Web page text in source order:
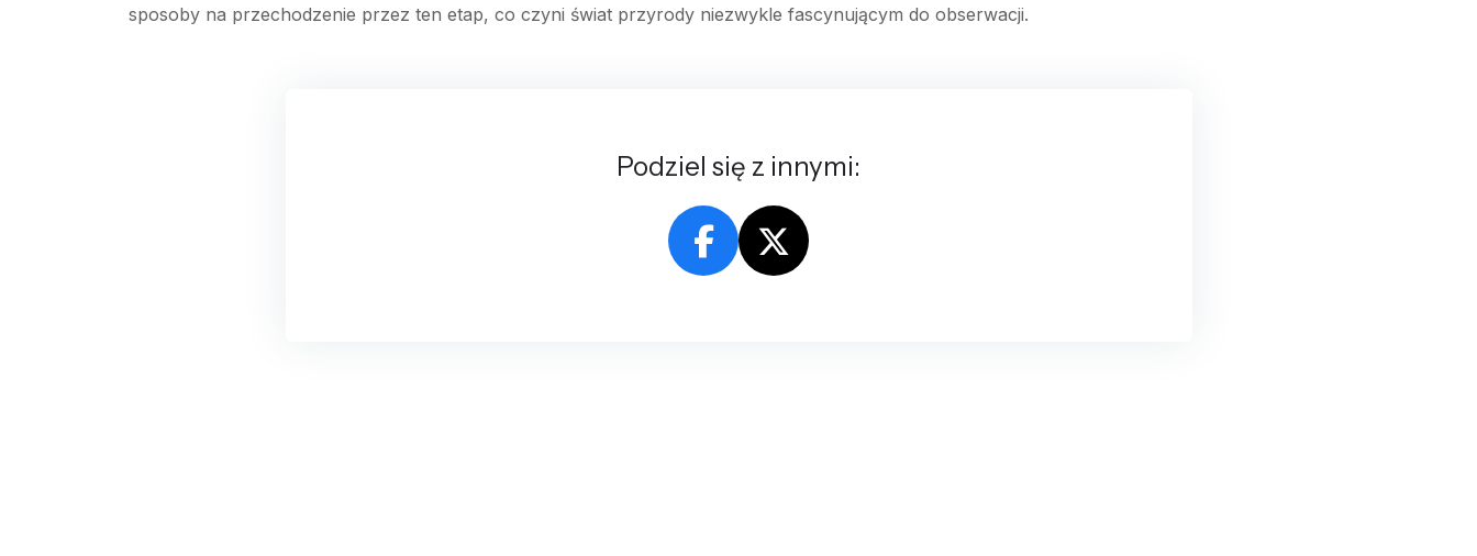
sposoby na przechodzenie przez ten etap, co czyni świat przyrody niezwykle fascynującym do obserwacji.
Podziel się z innymi: